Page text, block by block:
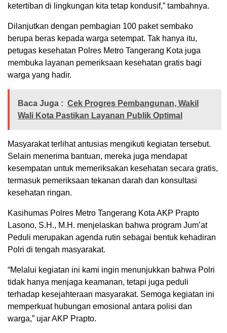
ketertiban di lingkungan kita tetap kondusif,” tambahnya.
Dilanjutkan dengan pembagian 100 paket sembako
berupa beras kepada warga setempat. Tak hanya itu,
petugas kesehatan Polres Metro Tangerang Kota juga
membuka layanan pemeriksaan kesehatan gratis bagi
warga yang hadir.
Baca Juga : Cek Progres Pembangunan, Wakil
Wali Kota Pastikan Layanan Publik Optimal
Masyarakat terlihat antusias mengikuti kegiatan tersebut.
Selain menerima bantuan, mereka juga mendapat
kesempatan untuk memeriksakan kesehatan secara gratis,
termasuk pemeriksaan tekanan darah dan konsultasi
kesehatan ringan.
Kasihumas Polres Metro Tangerang Kota AKP Prapto
Lasono, S.H., M.H. menjelaskan bahwa program Jum’at
Peduli merupakan agenda rutin sebagai bentuk kehadiran
Polri di tengah masyarakat.
“Melalui kegiatan ini kami ingin menunjukkan bahwa Polri
tidak hanya menjaga keamanan, tetapi juga peduli
terhadap kesejahteraan masyarakat. Semoga kegiatan ini
memperkuat hubungan emosional antara polisi dan
warga,” ujar AKP Prapto.